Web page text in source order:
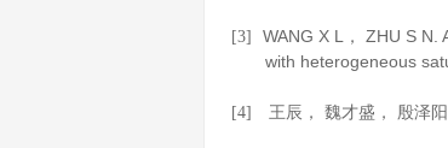
[3]
WANG X L， ZHU S
with heterogeneous
[4] 王辰， 魏才盛， 殷泽